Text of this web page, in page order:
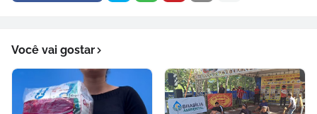
Você vai gostar